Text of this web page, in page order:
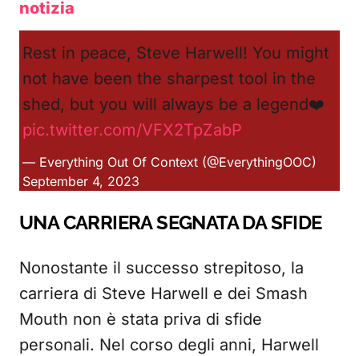
notizia
Rest in peace, Steve Harwell! You might
not have been the sharpest tool in the
shed, but you will always be a legend❤️
pic.twitter.com/VFX2TpZabP
— Everything Out Of Context (@EverythingOOC)
September 4, 2023
UNA CARRIERA SEGNATA DA SFIDE
Nonostante il successo strepitoso, la
carriera di Steve Harwell e dei Smash
Mouth non è stata priva di sfide
personali. Nel corso degli anni, Harwell